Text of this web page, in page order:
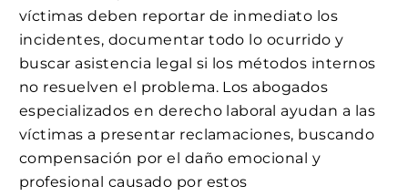
víctimas deben reportar de inmediato los
incidentes, documentar todo lo ocurrido y
buscar asistencia legal si los métodos internos
no resuelven el problema. Los abogados
especializados en derecho laboral ayudan a las
víctimas a presentar reclamaciones, buscando
compensación por el daño emocional y
profesional causado por estos